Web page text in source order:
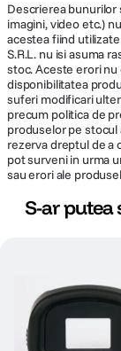
Descrierea
imagini, video etc.)
acestea fiind
S.R.L. nu isi asuma
stoc. Aceste erori nu
disponibilitatea
suferi modificari
precum politica de
produselor pe stocul
rezerva dreptul de a
pot surveni in urma
sau erori ale
S-ar putea